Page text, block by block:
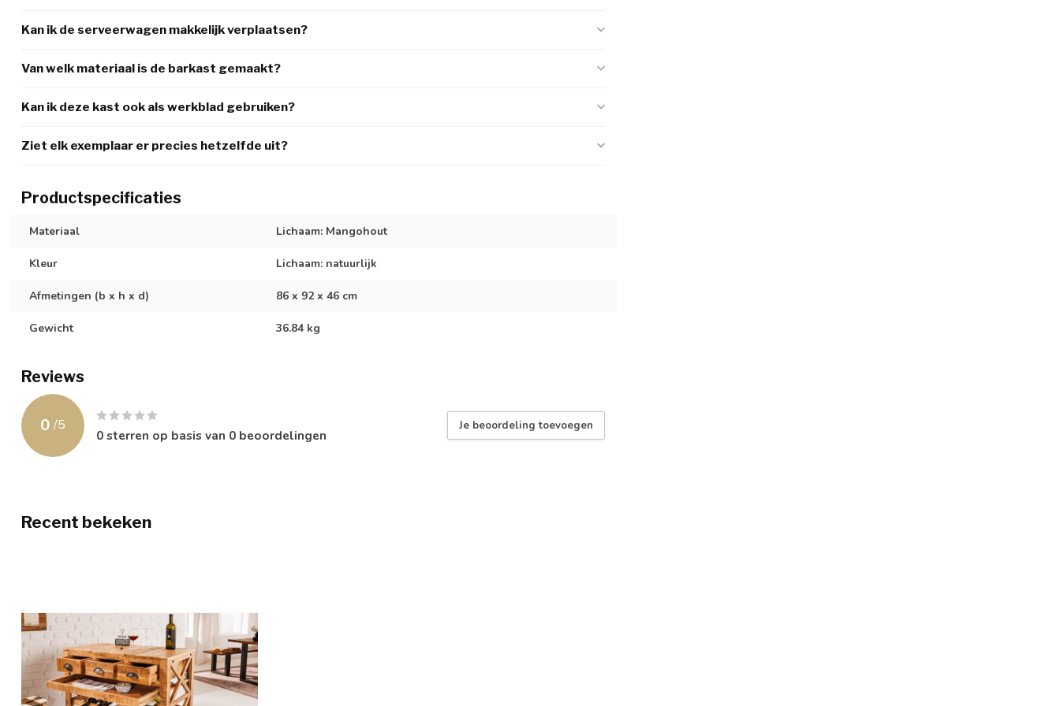
Kan ik de serveerwagen makkelijk verplaatsen?
Van welk materiaal is de barkast gemaakt?
Kan ik deze kast ook als werkblad gebruiken?
Ziet elk exemplaar er precies hetzelfde uit?
Productspecificaties
Materiaal Lichaam: Mangohout
Kleur Lichaam: natuurlijk
Afmetingen (b x h x d) 86 x 92 x 46 cm
Gewicht 36.84 kg
Reviews
0 /5
0sterren op basis van 0 beoordelingen
Je beoordeling toevoegen
Recent bekeken